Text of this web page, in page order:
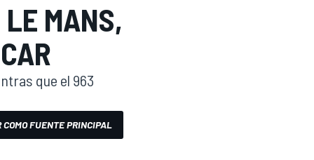
MANS,
que el 963
COMO FUENTE PRINCIPAL